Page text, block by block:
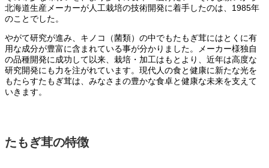
北海道生産メーカーが人工栽培の技術開発に着手したのは、1985年
のことでした。
やがて研究が進み、キノコ（菌類）の中でもたもぎ茸にはとくに有
用な成分が豊富に含まれている事が分かりました。メーカー様独自
の品種開発に成功して以来、栽培・加工はもとより、近年は高度な
研究開発にも力を注がれています。現代人の食と健康に新たな光を
もたらすたもぎ茸は、みなさまの豊かな食卓と健康な未来を支えて
いきます。
たもぎ茸の特徴